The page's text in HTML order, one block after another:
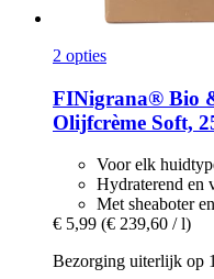
2 opties
FINigrana® Bio
Olijfcrème Soft,
Voor elk
Hydraterend en
Met sheaboter
€ 5,99 (€ 239,60 / l)
Bezorging uiterlijk op